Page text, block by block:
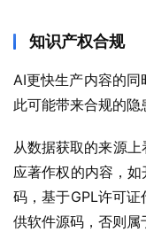
知识产权合规
AI更快生产内容的
此可能带来合规的隐
从数据获取的来源
应著作权的内容，
码，基于GPL许可
供软件源码，否则